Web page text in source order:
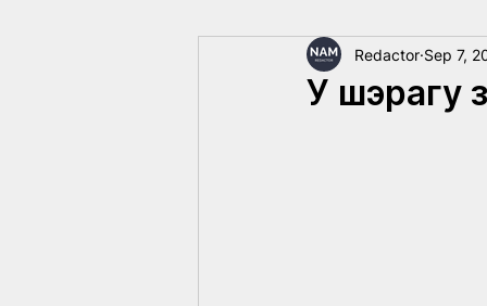
Соцыум і палітыка
У шэрагу
Redactor Sep 7,